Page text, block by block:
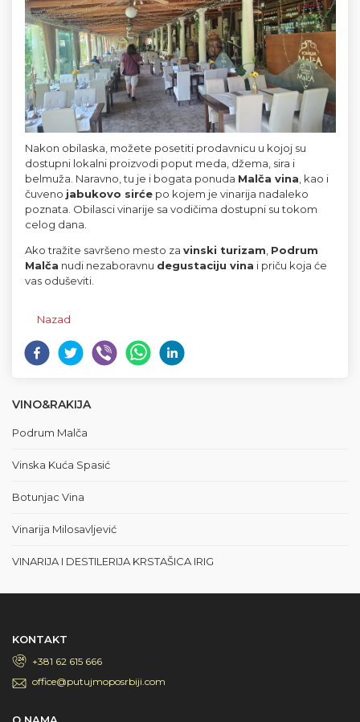
Nakon obilaska, možete posetiti prodavnicu u kojoj su
dostupni lokalni proizvodi poput meda, džema, sira i
belmuža. Naravno, tu je i bogata ponuda Malča vina, kao i
čuveno jabukovo sirće po kojem je vinarija nadaleko
poznata. Obilasci vinarije sa vodičima dostupni su tokom
celog dana.
Ako tražite savršeno mesto za vinski turizam, Podrum
Malča nudi nezaboravnu degustaciju vina i priču koja će
vas oduševiti.
Nazad
VINO&RAKIJA
Podrum Malča
Vinska Kuća Spasić
Botunjac Vina
Vinarija Milosavljević
VINARIJA I DESTILERIJA KRSTAŠICA IRIG
KONTAKT
+381 62 615 666
office@putujmoposrbiji.com